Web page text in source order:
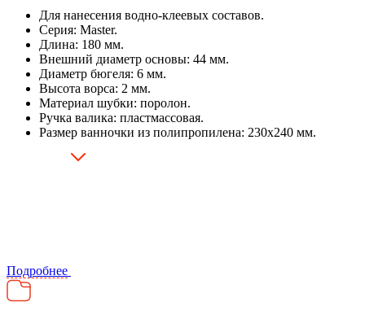
Для нанесения водно-клеевых составов.
Серия: Master.
Длина: 180 мм.
Внешний диаметр основы: 44 мм.
Диаметр бюгеля: 6 мм.
Высота ворса: 2 мм.
Материал шубки: поролон.
Ручка валика: пластмассовая.
Размер ванночки из полипропилена: 230х240 мм.
Подробнее